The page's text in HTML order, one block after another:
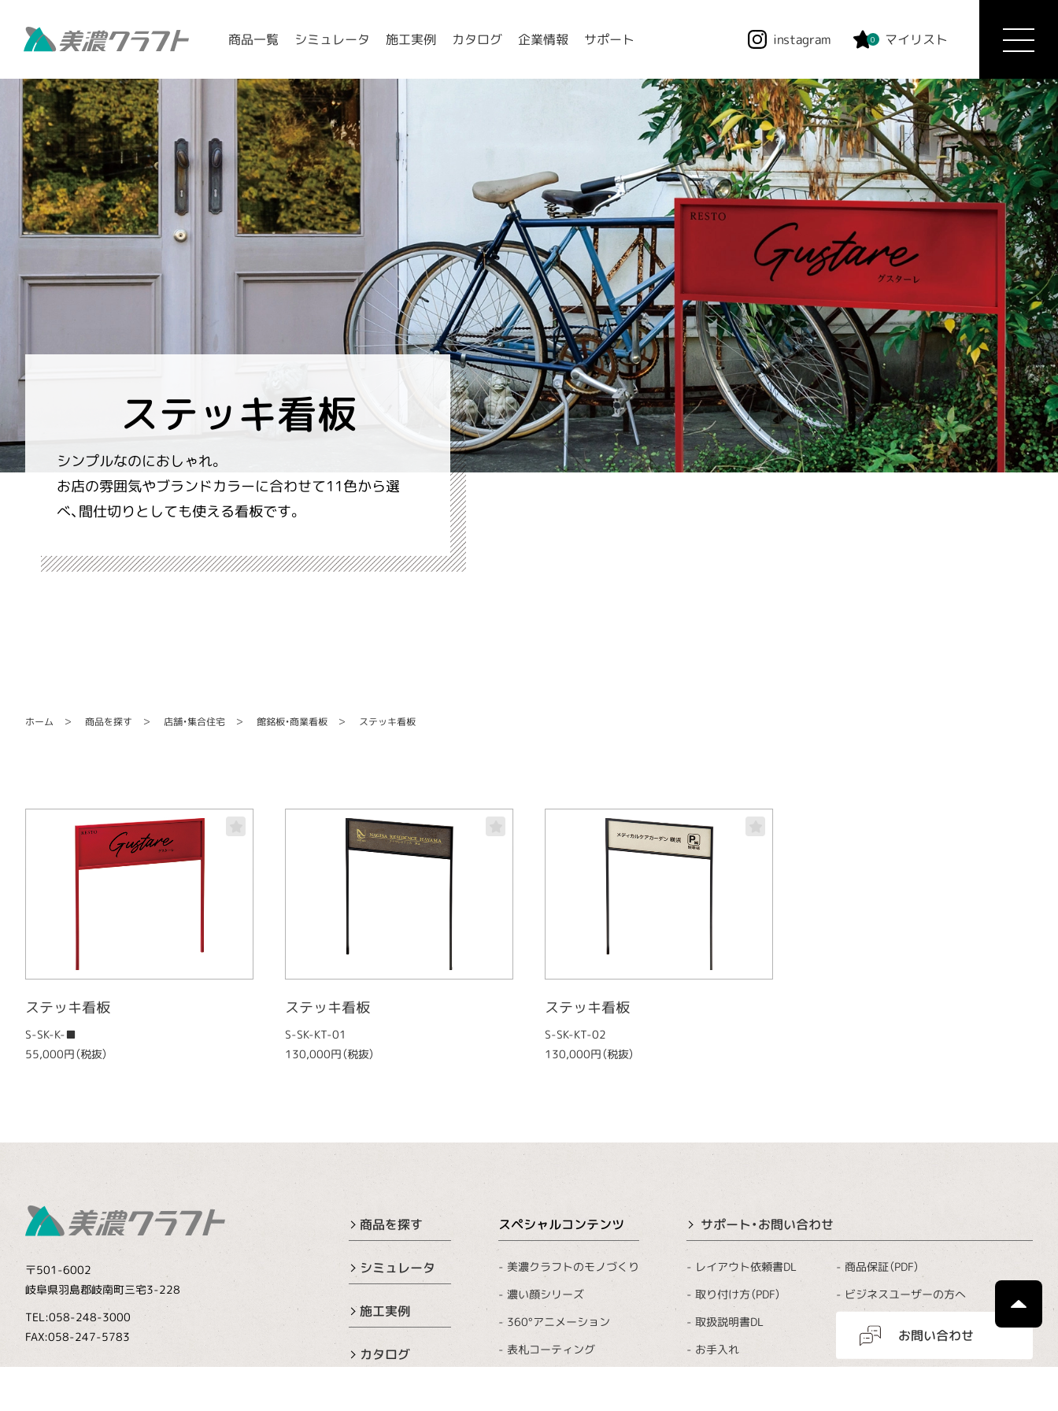
商品一覧 シミュレータ 施工実例 カタログ 企業情報 サポート instagram 0 マイリスト
ステッキ看板
シンプルなのにおしゃれ。
お店の雰囲気やブランドカラーに合わせて11色から選
べ、間仕切りとしても使える看板です。
ホーム 商品を探す 店舗・集合住宅 館銘板・商業看板 ステッキ看板
ステッキ看板
S-SK-K-■
55,000円（税抜）
ステッキ看板
S-SK-KT-01
130,000円（税抜）
ステッキ看板
S-SK-KT-02
130,000円（税抜）
〒501-6002
岐阜県羽島郡岐南町三宅3-228
TEL:058-248-3000
FAX:058-247-5783
商品を探す
シミュレータ
施工実例
カタログ
スペシャルコンテンツ
美濃クラフトのモノづくり
濃い顔シリーズ
360°アニメーション
表札コーティング
サポート・お問い合わせ
レイアウト依頼書DL
取り付け方（PDF）
取扱説明書DL
お手入れ
商品保証（PDF）
ビジネスユーザーの方へ
お問い合わせ